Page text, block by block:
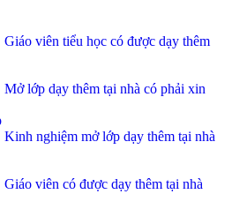
Giáo viên tiểu học có được dạy thêm
Mở lớp dạy thêm tại nhà có phải xin
Kinh nghiệm mở lớp dạy thêm tại nhà
Giáo viên có được dạy thêm tại nhà